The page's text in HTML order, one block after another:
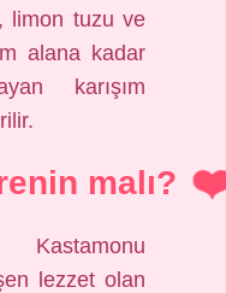
limon tuzu ve
alana kadar
karışım
malı?
lezzet olan